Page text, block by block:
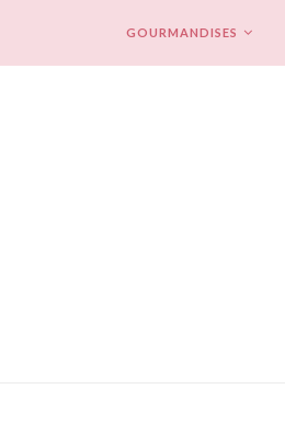
GOURMANDISES